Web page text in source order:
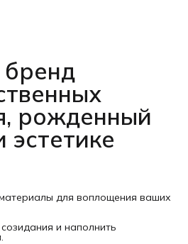
рожденный
для воплощения ваших
и наполнить